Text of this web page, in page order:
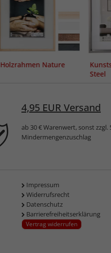
Holzrahmen Nature
4,95 EUR Versand
ab 30 € Warenwert, sonst zzgl.
Mindermengenzuschlag
Impressum
Widerrufsrecht
Datenschutz
Barrierefreiheitserklärung
Vertrag widerrufen